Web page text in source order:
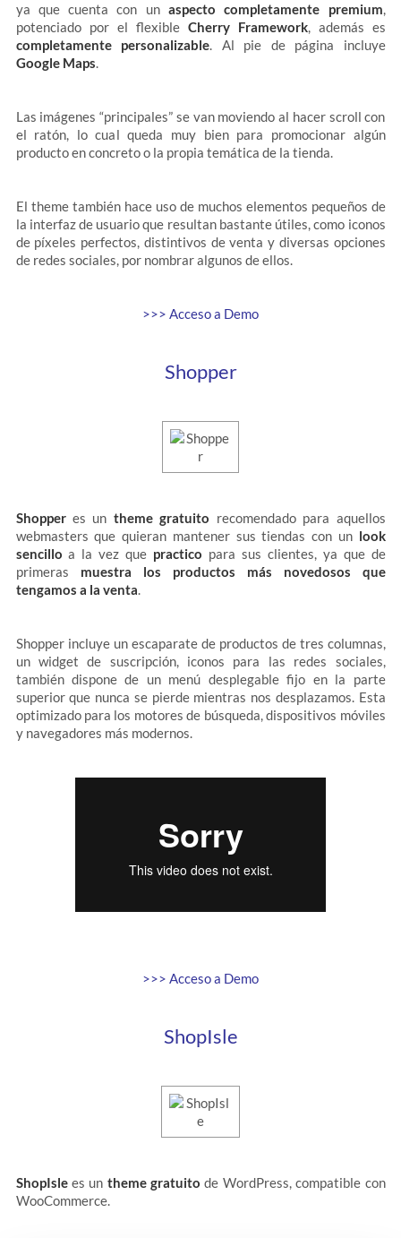
ya que cuenta con un aspecto completamente premium,
potenciado por el flexible Cherry Framework, además es
completamente personalizable. Al pie de página incluye
Google Maps.
Las imágenes “principales” se van moviendo al hacer scroll con
el ratón, lo cual queda muy bien para promocionar algún
producto en concreto o la propia temática de la tienda.
El theme también hace uso de muchos elementos pequeños de
la interfaz de usuario que resultan bastante útiles, como iconos
de píxeles perfectos, distintivos de venta y diversas opciones
de redes sociales, por nombrar algunos de ellos.
>>> Acceso a Demo
Shopper
Shopperes un theme gratuito recomendado para aquellos
webmasters que quieran mantener sus tiendas con unlook
sencillo a la vez que practico para sus clientes, ya que de
primeras muestra los productos más novedosos que
tengamos a la venta.
Shopper incluye un escaparate de productos de tres columnas,
un widget de suscripción, iconos para las redes sociales,
también dispone de un menú desplegable fijo en la parte
superior que nunca se pierde mientras nos desplazamos. Esta
optimizado para los motores de búsqueda, dispositivos móviles
y navegadores más modernos.
>>> Acceso a Demo
ShopIsle
ShopIslees un theme gratuitode WordPress, compatible con
WooCommerce.